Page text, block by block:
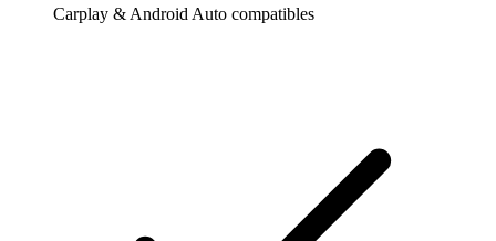
Carplay & Android Auto compatibles